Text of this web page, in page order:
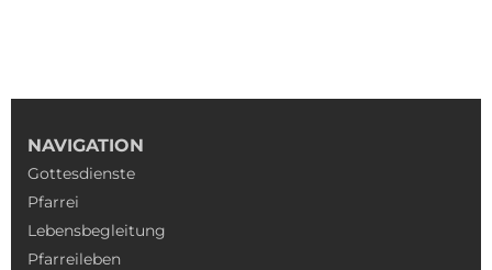
NAVIGATION
Gottesdienste
Pfarrei
Lebensbegleitung
Pfarreileben